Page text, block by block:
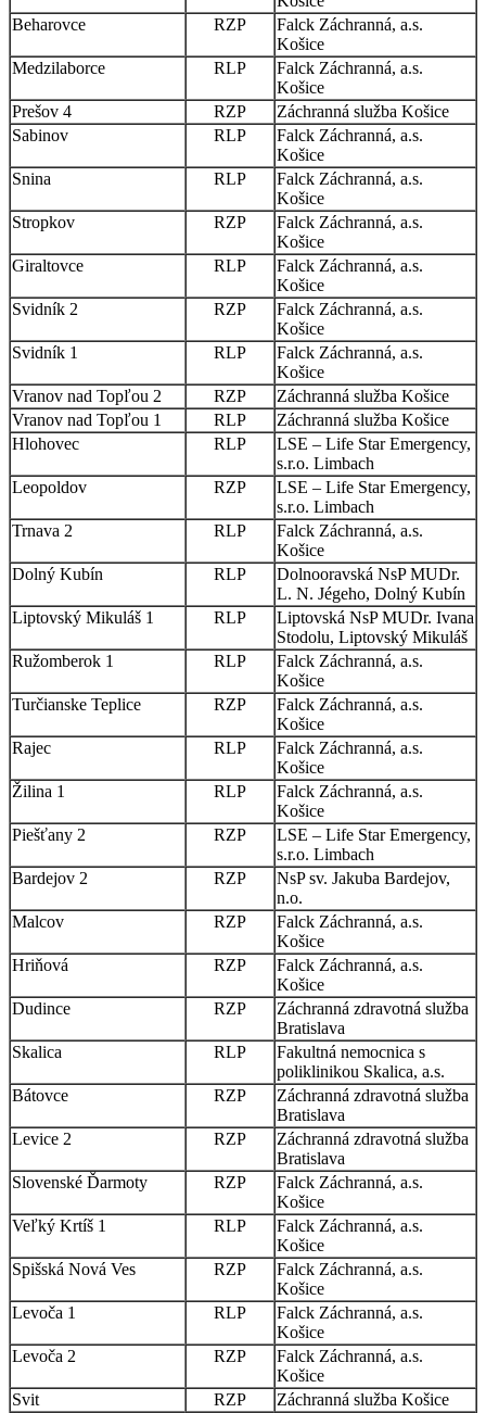
Beharovce
RZP
Falck Záchranná, a.s.
Košice
Medzilaborce
RLP
Falck Záchranná, a.s.
Košice
Prešov 4
RZP
Záchranná služba Košice
Sabinov
RLP
Falck Záchranná, a.s.
Košice
Snina
RLP
Falck Záchranná, a.s.
Košice
Stropkov
RZP
Falck Záchranná, a.s.
Košice
Giraltovce
RLP
Falck Záchranná, a.s.
Košice
Svidník 2
RZP
Falck Záchranná, a.s.
Košice
Svidník 1
RLP
Falck Záchranná, a.s.
Košice
Vranov nad Topľou 2
RZP
Záchranná služba Košice
Vranov nad Topľou 1
RLP
Záchranná služba Košice
Hlohovec
RLP
LSE – Life Star Emergency,
s.r.o. Limbach
Leopoldov
RZP
LSE – Life Star Emergency,
s.r.o. Limbach
Trnava 2
RLP
Falck Záchranná, a.s.
Košice
Dolný Kubín
RLP
Dolnooravská NsP MUDr.
L. N. Jégeho, Dolný Kubín
Liptovský Mikuláš 1
RLP
Liptovská NsP MUDr. Ivana
Stodolu, Liptovský Mikuláš
Ružomberok 1
RLP
Falck Záchranná, a.s.
Košice
Turčianske Teplice
RZP
Falck Záchranná, a.s.
Košice
Rajec
RLP
Falck Záchranná, a.s.
Košice
Žilina 1
RLP
Falck Záchranná, a.s.
Košice
Piešťany 2
RZP
LSE – Life Star Emergency,
s.r.o. Limbach
Bardejov 2
RZP
NsP sv. Jakuba Bardejov,
n.o.
Malcov
RZP
Falck Záchranná, a.s.
Košice
Hriňová
RZP
Falck Záchranná, a.s.
Košice
Dudince
RZP
Záchranná zdravotná služba
Bratislava
Skalica
RLP
Fakultná nemocnica s
poliklinikou Skalica, a.s.
Bátovce
RZP
Záchranná zdravotná služba
Bratislava
Levice 2
RZP
Záchranná zdravotná služba
Bratislava
Slovenské Ďarmoty
RZP
Falck Záchranná, a.s.
Košice
Veľký Krtíš 1
RLP
Falck Záchranná, a.s.
Košice
Spišská Nová Ves
RZP
Falck Záchranná, a.s.
Košice
Levoča 1
RLP
Falck Záchranná, a.s.
Košice
Levoča 2
RZP
Falck Záchranná, a.s.
Košice
Svit
RZP
Záchranná služba Košice